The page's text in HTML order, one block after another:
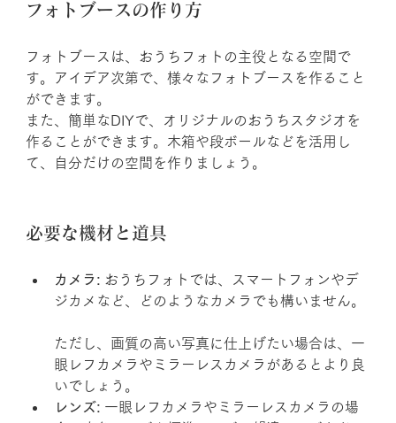
フォトブースの作り方
フォトブースは、おうちフォトの主役となる空間で
す。アイデア次第で、様々なフォトブースを作ること
ができます。
また、簡単なDIYで、オリジナルのおうちスタジオを
作ることができます。木箱や段ボールなどを活用し
て、自分だけの空間を作りましょう。
必要な機材と道具
カメラ: おうちフォトでは、スマートフォンやデ
ジカメなど、どのようなカメラでも構いません。
ただし、画質の高い写真に仕上げたい場合は、一
眼レフカメラやミラーレスカメラがあるとより良
いでしょう。
レンズ: 一眼レフカメラやミラーレスカメラの場